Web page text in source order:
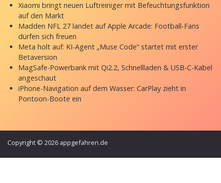
Xiaomi bringt neuen Luftreiniger mit Befeuchtungsfunktion
auf den Markt
Madden NFL 27 landet auf Apple Arcade: Football-Fans
dürfen sich freuen
Meta holt auf: KI-Agent „Muse Code“ startet mit erster
Betaversion
MagSafe-Powerbank mit Qi2.2, Schnellladen & USB-C-Kabel
angeschaut
iPhone-Navigation auf dem Wasser: CarPlay zieht in
Pontoon-Boote ein
Copyright © 2026 appgefahren.de